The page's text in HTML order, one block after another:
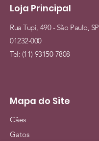
Loja Principal
Rua Tupi, 490 - São Paulo, SP
01232-000
Tel: (11) 93150-7808
Mapa do Site
Cães
Gatos